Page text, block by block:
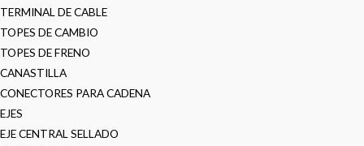
TERMINAL DE CABLE
TOPES DE CAMBIO
TOPES DE FRENO
CANASTILLA
CONECTORES PARA CADENA
EJES
EJE CENTRAL SELLADO